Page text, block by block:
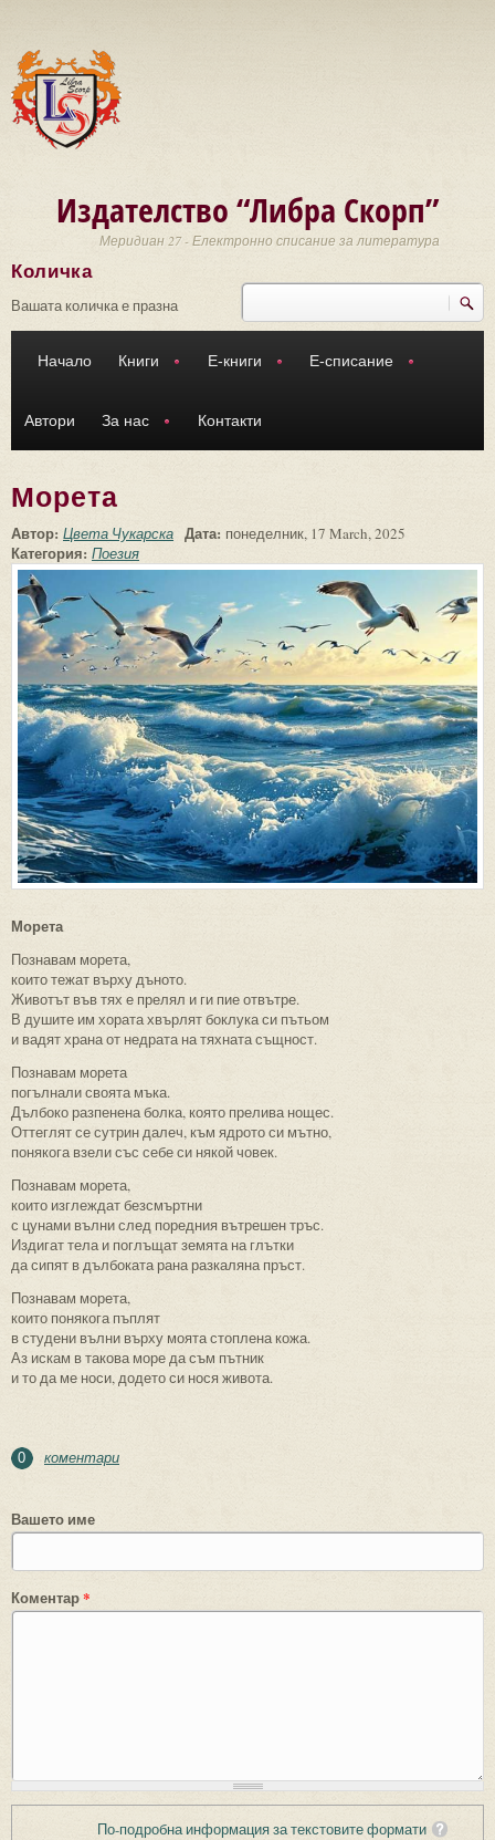
Издателство “Либра Скорп”
Меридиан 27 - Електронно списание за литература
Търси
Количка
Вашата количка е празна
Начало Книги Е-книги Е-списание
Автори За нас Контакти
Морета
Автор: Цвета Чукарска Дата: понеделник, 17 March, 2025
Категория: Поезия
Морета
Познавам морета,
които тежат върху дъното.
Животът във тях е прелял и ги пие отвътре.
В душите им хората хвърлят боклука си пътьом
и вадят храна от недрата на тяхната същност.
Познавам морета
погълнали своята мъка.
Дълбоко разпенена болка, която прелива нощес.
Оттеглят се сутрин далеч, към ядрото си мътно,
понякога взели със себе си някой човек.
Познавам морета,
които изглеждат безсмъртни
с цунами вълни след поредния вътрешен тръс.
Издигат тела и поглъщат земята на глътки
да сипят в дълбоката рана разкаляна пръст.
Познавам морета,
които понякога пъплят
в студени вълни върху моята стоплена кожа.
Аз искам в такова море да съм пътник
и то да ме носи, додето си нося живота.
0 коментари
Вашето име
Коментар*
По-подробна информация за текстовите формати